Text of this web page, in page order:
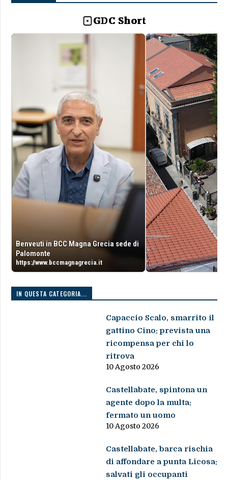
GDC Short
Benveuti in BCC Magna Grecia sede di
Palomonte
https://www.bccmagnagrecia.it
IN QUESTA CATEGORIA...
Capaccio Scalo, smarrito il
gattino Cino: prevista una
ricompensa per chi lo
ritrova
10 Agosto 2026
Castellabate, spintona un
agente dopo la multa:
fermato un uomo
10 Agosto 2026
Castellabate, barca rischia
di affondare a punta Licosa:
salvati gli occupanti